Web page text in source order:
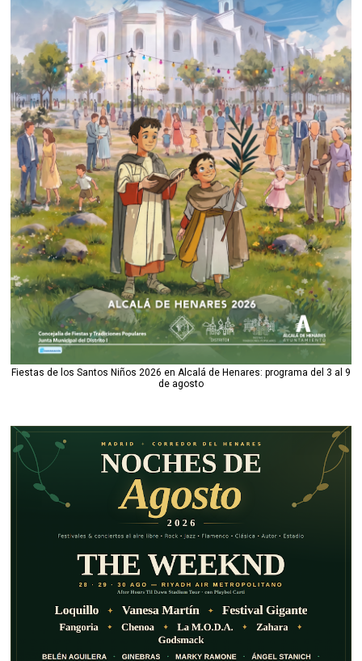
Fiestas de los Santos Niños 2026 en Alcalá de Henares: programa del 3 al 9
de agosto